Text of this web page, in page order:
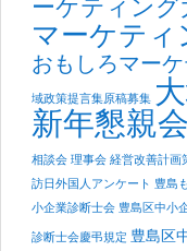
マーケティ
おもしろマー
域政策提言集原稿募集
新年懇親会
相談会 理事会 経営改善計画
訪日外国人アンケート 豊島
小企業診断士会 豊島区中小
診断士会慶弔規定 豊島区